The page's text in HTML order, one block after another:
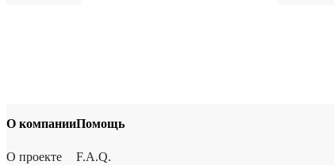
О компании
О проекте
Помощь
F.A.Q.